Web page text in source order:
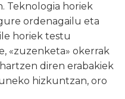
Teknologia horiek
ordenagailu eta
horiek testu
«zuzenketa» okerrak
diren erabakiek
hizkuntzan, oro